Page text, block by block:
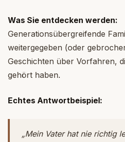
Was Sie entdecken werden:
Generationsübergreifende
weitergegeben (oder
Geschichten über Vorfahren,
gehört haben.
Echtes Antwortbeispiel:
„Mein Vater hat nie richtig